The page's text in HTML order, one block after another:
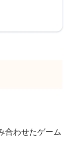
合わせたゲーム